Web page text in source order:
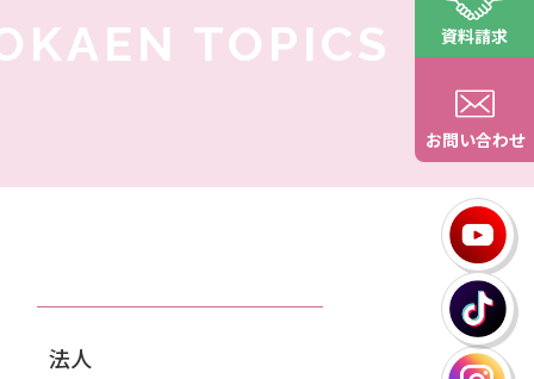
資料請求
お問い合わせ
TOPICS
法人